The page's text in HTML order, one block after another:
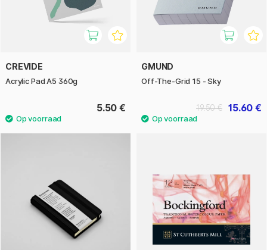
CREVIDE
Acrylic Pad A5 360g
5.50 €
GMUND
Off-The-Grid 15 - Sky
15.60 €
19.50 €